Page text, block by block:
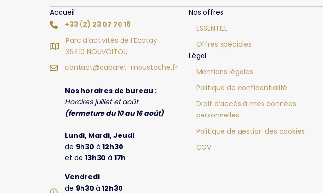
Accueil
+33 (2) 23 07 70 18
Parc d’activités de l’Ecotay
35410 NOUVOITOU
contact@cabaret-moustache.fr
Nos horaires de bureau :
Horaires juillet et août
(fermeture du 10 au 16 août)
Lundi, Mardi, Jeudi
de 9h30 à 12h30
et de 13h30 à 17h
Vendredi
de 9h30 à 12h30
Nos offres
ESSENTIEL
Offres spéciales
Légal
Mentions légales
Politique de confidentialité
Droit d’accès à mes données
personnelles
Politique de gestion des cookies
CGV